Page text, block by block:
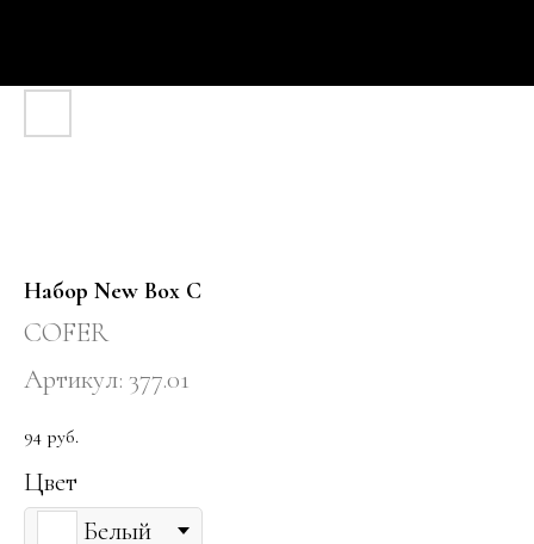
Набор New Box C
COFER
Артикул: 377.01
94 руб.
Цвет
Белый